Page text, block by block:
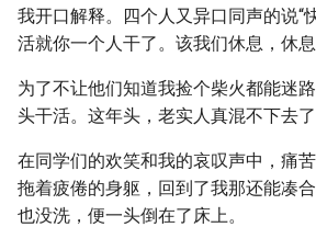
我开口解释。四个人又异口同声的说“
活就你一个人干了。该我们休息，休
为了不让他们知道我捡个柴火都能迷
头干活。这年头，老实人真混不下去了
在同学们的欢笑和我的哀叹声中，痛
拖着疲倦的身躯，回到了我那还能凑
也没洗，便一头倒在了床上。